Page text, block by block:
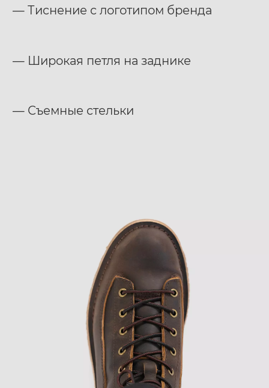
— Тиснение с логотипом бренда
— Широкая петля на заднике
— Съемные стельки